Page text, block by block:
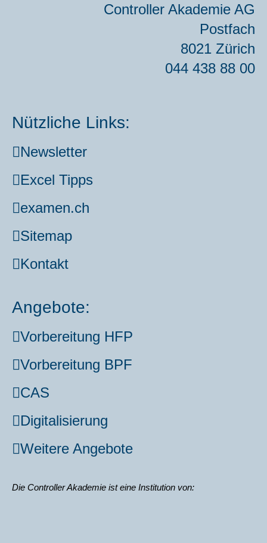
Con­trol­ler Aka­de­mie AG
Post­fach
8021 Zürich
044 438 88 00
Nützliche Links:
News­let­ter
Excel Tipps
examen.ch
Site­map
Kon­takt
Angebote:
Vor­be­rei­tung HFP
Vor­be­rei­tung BPF
CAS
Digi­ta­li­sie­rung
Wei­te­re Ange­bo­te
Die Con­trol­ler Aka­de­mie ist eine Insti­tu­ti­on von: